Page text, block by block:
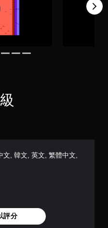
, 韓文, 英文, 繁體中文,
評分